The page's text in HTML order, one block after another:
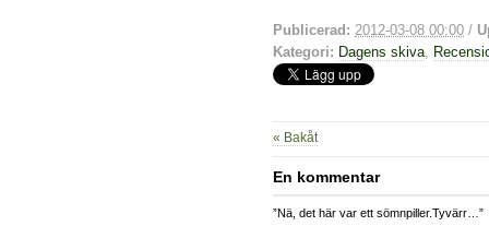
Publicerad: 2012-03-08 00:00 /
Kategori: Dagens skiva
« Bakåt
En kommentar
”Nä, det här var ett sömnpiller.Tyvärr…”